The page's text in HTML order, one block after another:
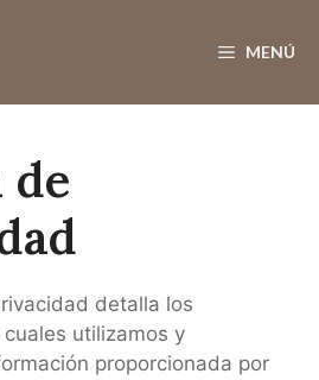
MENÚ
de
detalla los
utilizamos y
proporcionada por